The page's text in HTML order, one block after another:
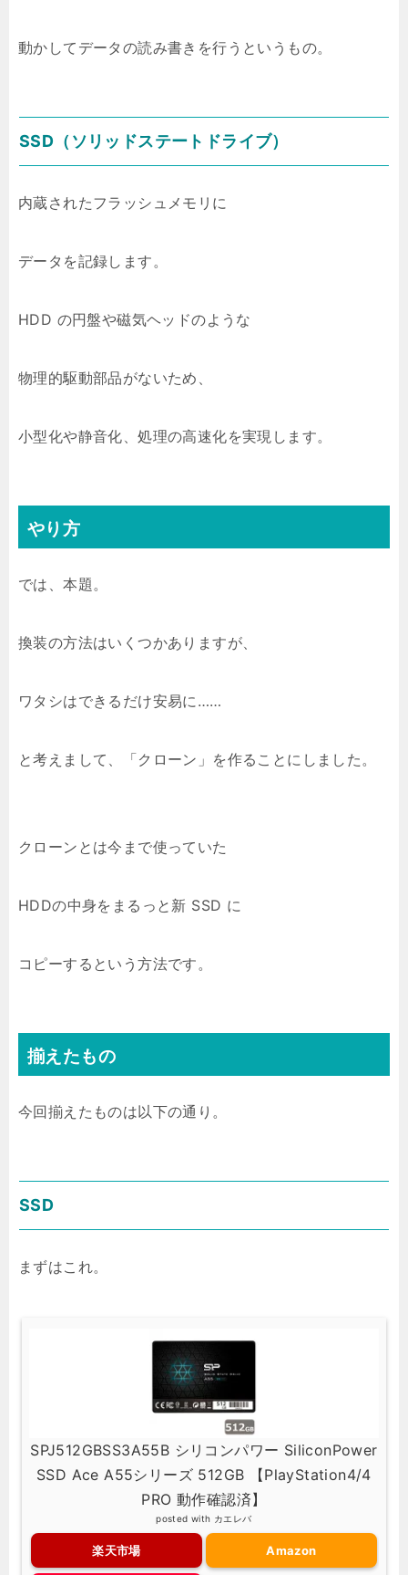
動かしてデータの読み書きを行うというもの。
SSD（ソリッドステートドライブ）
内蔵されたフラッシュメモリに
データを記録します。
HDD の円盤や磁気ヘッドのような
物理的駆動部品がないため、
小型化や静音化、処理の高速化を実現します。
やり方
では、本題。
換装の方法はいくつかありますが、
ワタシはできるだけ安易に……
と考えまして、「クローン」を作ることにしました。
クローンとは今まで使っていた
HDDの中身をまるっと新 SSD に
コピーするという方法です。
揃えたもの
今回揃えたものは以下の通り。
SSD
まずはこれ。
SPJ512GBSS3A55B シリコンパワー SiliconPower
SSD Ace A55シリーズ 512GB 【PlayStation4/4
PRO 動作確認済】
posted with カエレバ
楽天市場 Amazon